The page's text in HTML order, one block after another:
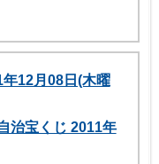
12月08日(木曜
治宝くじ 2011年